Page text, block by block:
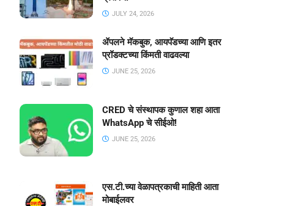
JULY 24, 2026
ॲपलने मॅकबुक, आयपॅडच्या आणि इतर
प्रॉडक्टच्या किंमती वाढवल्या
JUNE 25, 2026
CRED चे संस्थापक कुणाल शहा आता
WhatsApp चे सीईओ!
JUNE 25, 2026
एस.टी.च्या वेळापत्रकाची माहिती आता
मोबाईलवर